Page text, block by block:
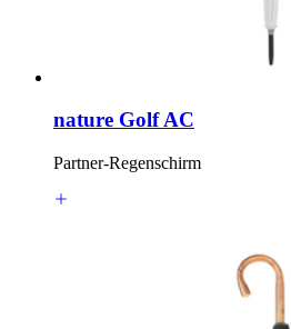
nature Golf AC
Partner-Regenschirm